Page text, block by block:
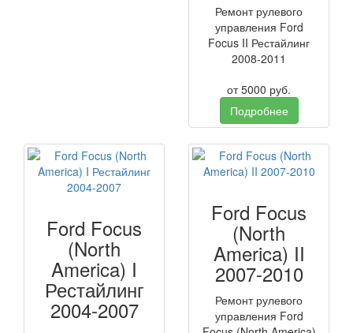
Ремонт рулевого
управления Ford
Focus II Рестайлинг
2008-2011
от5000 руб.
Подробнее
Ford Focus
(North
America) I
Рестайлинг
2004-2007
Ford Focus
(North
America) II
2007-2010
Ремонт рулевого
управления Ford